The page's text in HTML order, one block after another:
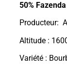
50%
Producteur:
Altitude :
Variété :